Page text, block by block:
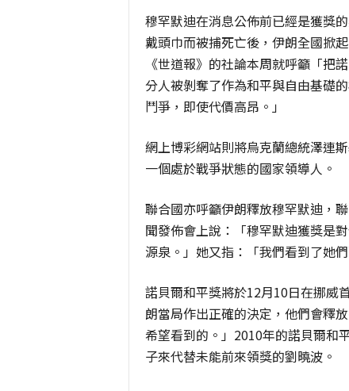
穆罕默迪在消息公佈前已經是獲獎
戴頭巾而被捕死亡後，伊朗全國掀
《世道報》的社論本周就呼籲「把
分人被剝奪了作為和平與自由基礎
鬥爭，即使代價高昂。」
網上博彩網站則將烏克蘭總統澤連
一個處於戰爭狀態的國家領導人。
聯合國亦呼籲伊朗釋放穆罕默迪，
聞發佈會上說：「穆罕默迪獲獎是
源泉。」她又指：「我們看到了她
諾貝爾和平獎將於12月10日在挪威
朗當局作出正確的決定，他們會釋
希望看到的。」2010年的諾貝爾和
子來代替未能前來領獎的劉曉波。